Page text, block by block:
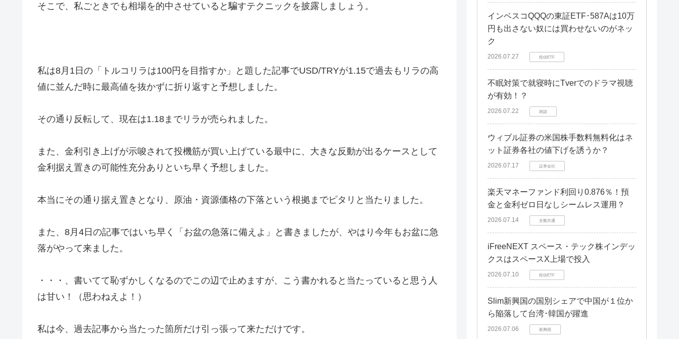
そこで、私ごときでも相場を的中させていると騙すテクニックを披露しましょう。
私は8月1日の「トルコリラは100円を目指すか」と題した記事でUSD/TRYが1.15で過去もリラの高
値に並んだ時に最高値を抜かずに折り返すと予想しました。
その通り反転して、現在は1.18までリラが売られました。
また、金利引き上げが示唆されて投機筋が買い上げている最中に、大きな反動が出るケースとして
金利据え置きの可能性充分ありといち早く予想しました。
本当にその通り据え置きとなり、原油・資源価格の下落という根拠までピタリと当たりました。
また、8月4日の記事ではいち早く「お盆の急落に備えよ」と書きましたが、やはり今年もお盆に急
落がやって来ました。
・・・、書いてて恥ずかしくなるのでこの辺で止めますが、こう書かれると当たっていると思う人
は甘い！（思わねえよ！）
私は今、過去記事から当たった箇所だけ引っ張って来ただけです。
インベスコQQQの東証ETF･587Aは10万
円も出さない奴には買わせないのがネッ
ク
2026.07.27 投信ETF
不眠対策で就寝時にTverでのドラマ視聴
が有効！？
2026.07.22 雑談
ウィブル証券の米国株手数料無料化はネ
ット証券各社の値下げを誘うか？
2026.07.17 証券会社
楽天マネーファンド利回り0.876％！預
金と金利ゼロ日なしシームレス運用？
2026.07.14 全般共通
iFreeNEXT スペース・テック株インデッ
クスはスペースX上場で投入
2026.07.10 投信ETF
Slim新興国の国別シェアで中国が１位か
ら陥落して台湾･韓国が躍進
2026.07.06 新興国